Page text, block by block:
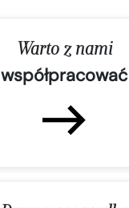
Warto z nami
współpracować